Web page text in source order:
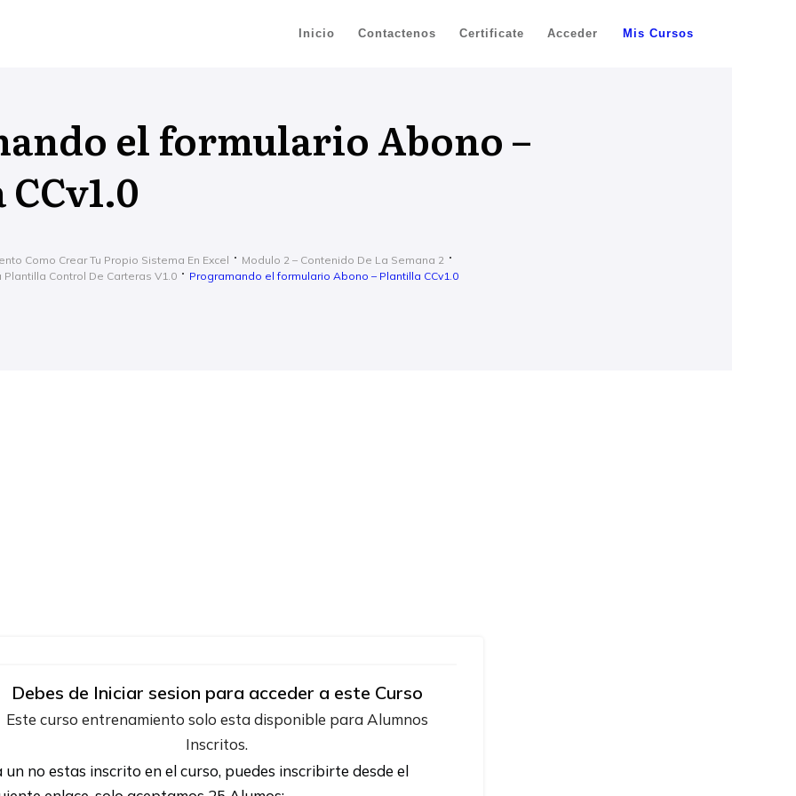
Inicio Contactenos Certificate Acceder Mis Cursos
el formulario Abono –
Como Crear Tu Propio Sistema En Excel
Modulo 2 – Contenido De La Semana 2
Control De Carteras V1.0
Programando el formulario Abono – Plantilla CCv1.0
Debes de Iniciar sesion para acceder a este Curso
Este curso entrenamiento solo esta disponible para Alumnos
Inscritos.
un no estas inscrito en el curso, puedes inscribirte desde el